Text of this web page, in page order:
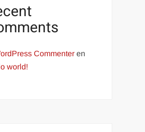
Commenter en
world!